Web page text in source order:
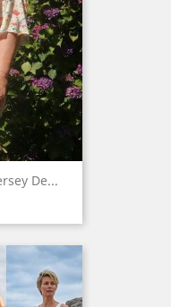
De...